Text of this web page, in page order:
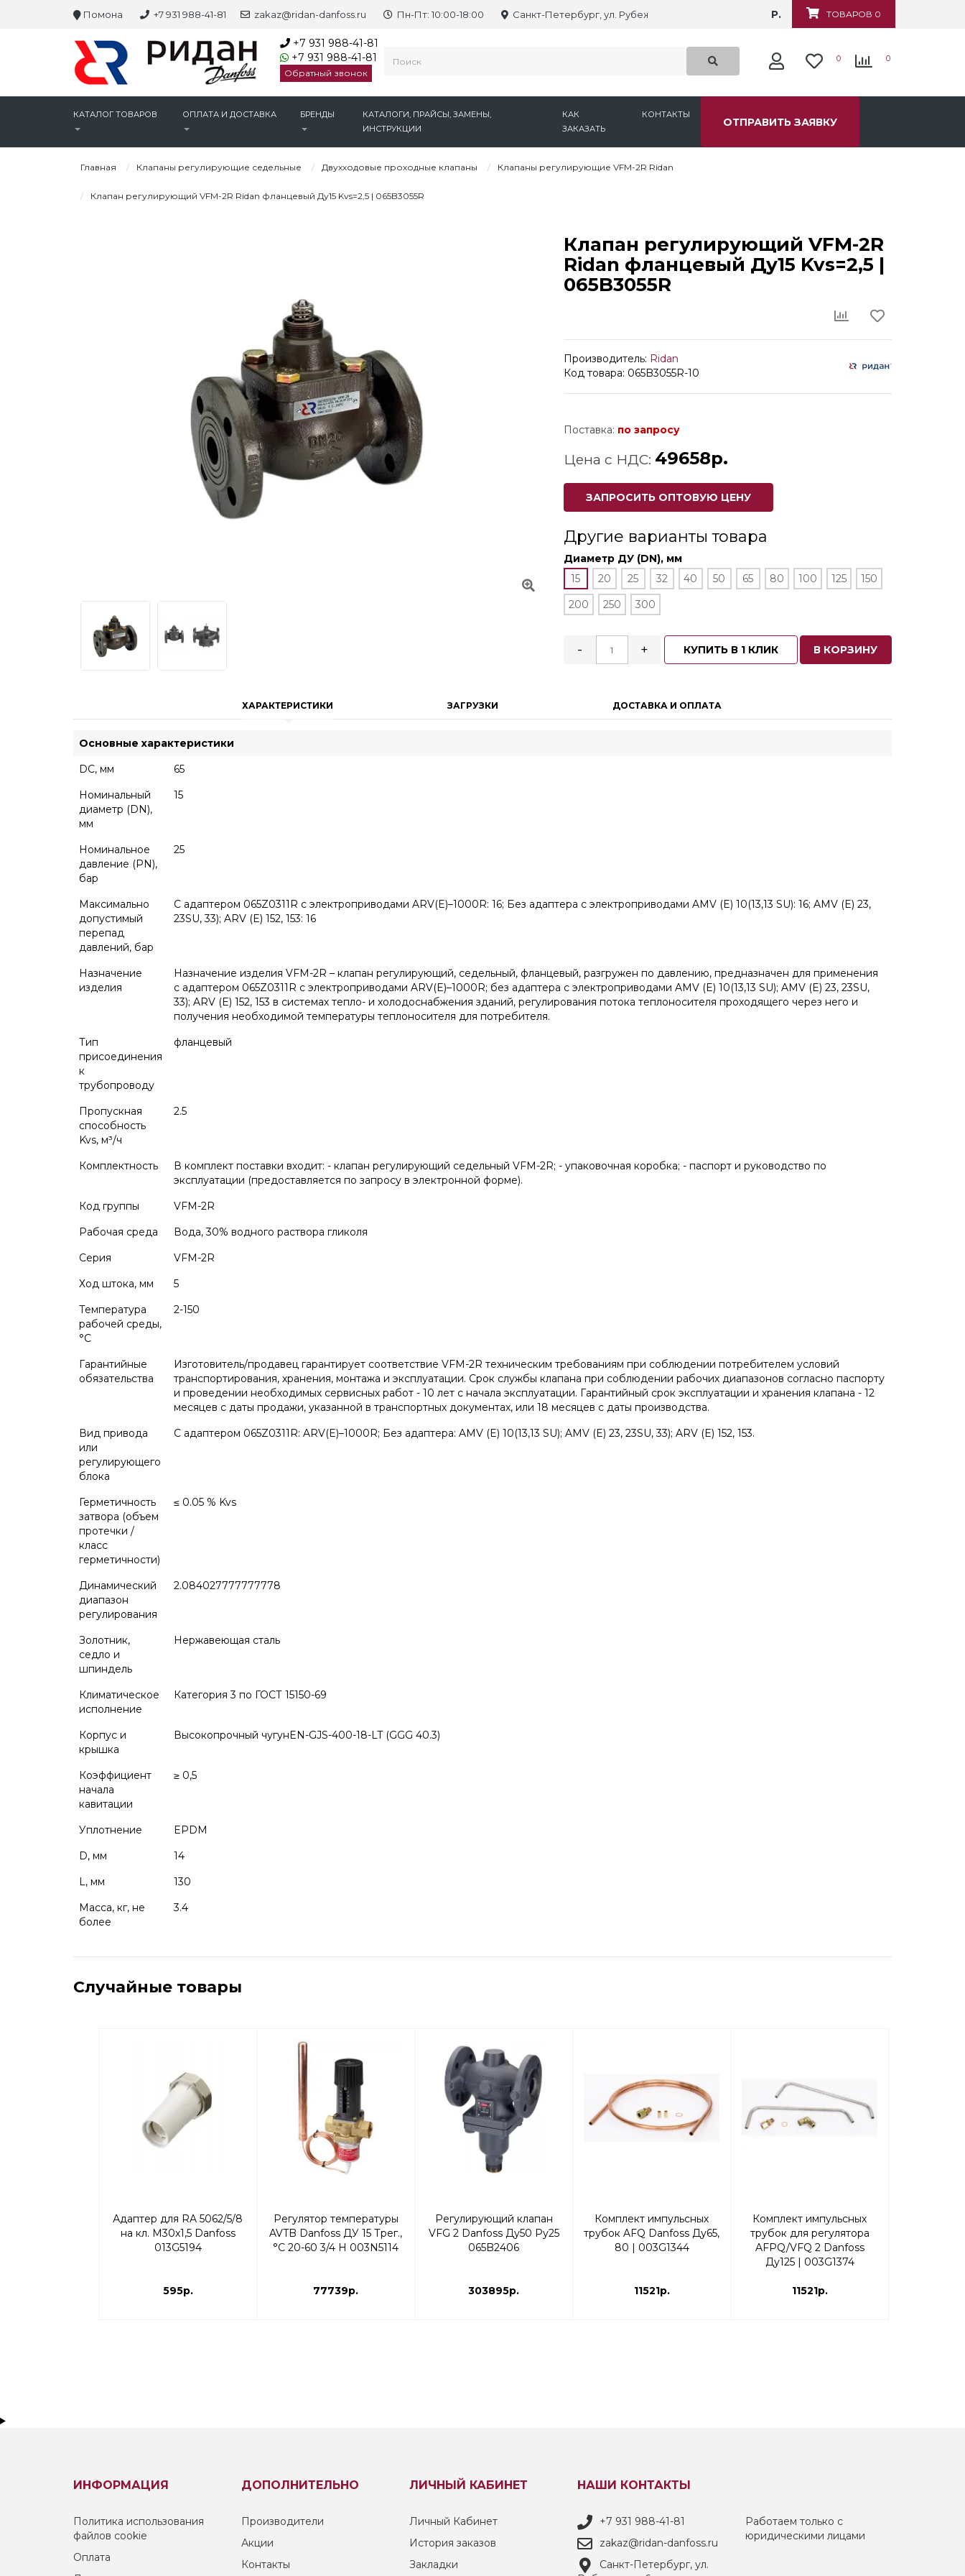
Помона +7 931 988-41-81 zakaz@ridan-danfoss.ru Пн-Пт: 10:00-18:00 Санкт-Петербург, ул. Рубежная, д.6 ТОВАРОВ 0
Р.
+7 931 988-41-81
+7 931 988-41-81
Обратный звонок
0 0
КАТАЛОГ ТОВАРОВ ОПЛАТА И ДОСТАВКА БРЕНДЫ
КАТАЛОГИ, ПРАЙСЫ, ЗАМЕНЫ,
ИНСТРУКЦИИ
КАК
ЗАКАЗАТЬ
КОНТАКТЫ
ОТПРАВИТЬ ЗАЯВКУ
Главная Клапаны регулирующие седельные Двухходовые проходные клапаны Клапаны регулирующие VFM-2R Ridan
Клапан регулирующий VFM-2R Ridan фланцевый Ду15 Kvs=2,5 | 065B3055R
Клапан регулирующий VFM-2R
Ridan фланцевый Ду15 Kvs=2,5 |
065B3055R
Производитель: Ridan
Код товара: 065B3055R-10
Поставка: по запросу
Цена с НДС: 49658р.
ЗАПРОСИТЬ ОПТОВУЮ ЦЕНУ
Другие варианты товара
Диаметр ДУ (DN), мм
15
20 25 32 40 50 65 80 100 125
150
200
250 300
- + КУПИТЬ В 1 КЛИК В КОРЗИНУ
ХАРАКТЕРИСТИКИ ЗАГРУЗКИ ДОСТАВКА И ОПЛАТА
Основные характеристики
DC, мм
65
Номинальный
диаметр (DN),
мм
15
Номинальное
давление (PN),
бар
25
Максимально
допустимый
перепад
давлений, бар
С адаптером 065Z0311R с электроприводами ARV(E)–1000R: 16; Без адаптера с электроприводами AMV (E) 10(13,13 SU): 16; AMV (E) 23,
23SU, 33); ARV (E) 152, 153: 16
Назначение
изделия
Назначение изделия VFM-2R – клапан регулирующий, седельный, фланцевый, разгружен по давлению, предназначен для применения
с адаптером 065Z0311R с электроприводами ARV(E)–1000R; без адаптера с электроприводами AMV (E) 10(13,13 SU); AMV (E) 23, 23SU,
33); ARV (E) 152, 153 в системах тепло- и холодоснабжения зданий, регулирования потока теплоносителя проходящего через него и
получения необходимой температуры теплоносителя для потребителя.
Тип
присоединения
к
трубопроводу
фланцевый
Пропускная
способность
Kvs, м³/ч
2.5
Комплектность
В комплект поставки входит: - клапан регулирующий седельный VFM-2R; - упаковочная коробка; - паспорт и руководство по
эксплуатации (предоставляется по запросу в электронной форме).
Код группы
VFM-2R
Рабочая среда
Вода, 30% водного раствора гликоля
Серия
VFM-2R
Ход штока, мм
5
Температура
рабочей среды,
°С
2-150
Гарантийные
обязательства
Изготовитель/продавец гарантирует соответствие VFM-2R техническим требованиям при соблюдении потребителем условий
транспортирования, хранения, монтажа и эксплуатации. Срок службы клапана при соблюдении рабочих диапазонов согласно паспорту
и проведении необходимых сервисных работ - 10 лет с начала эксплуатации. Гарантийный срок эксплуатации и хранения клапана - 12
месяцев с даты продажи, указанной в транспортных документах, или 18 месяцев с даты производства.
Вид привода
или
регулирующего
блока
С адаптером 065Z0311R: ARV(E)–1000R; Без адаптера: AMV (E) 10(13,13 SU); AMV (E) 23, 23SU, 33); ARV (E) 152, 153.
Герметичность
затвора (объем
протечки /
класс
герметичности)
≤ 0.05 % Kvs
Динамический
диапазон
регулирования
2.084027777777778
Золотник,
седло и
шпиндель
Нержавеющая сталь
Климатическое
исполнение
Категория 3 по ГОСТ 15150-69
Корпус и
крышка
Высокопрочный чугунEN-GJS-400-18-LT (GGG 40.3)
Коэффициент
начала
кавитации
≥ 0,5
Уплотнение
EPDM
D, мм
14
L, мм
130
Масса, кг, не
более
3.4
Случайные товары
Адаптер для RA 5062/5/8
на кл. M30x1,5 Danfoss
013G5194
595р.
Регулятор температуры
AVTB Danfoss ДУ 15 Трег.,
°С 20-60 3/4 Н 003N5114
77739р.
Регулирующий клапан
VFG 2 Danfoss Ду50 Ру25
065B2406
303895р.
Комплект импульсных
трубок AFQ Danfoss Ду65,
80 | 003G1344
11521р.
Комплект импульсных
трубок для регулятора
AFPQ/VFQ 2 Danfoss
Ду125 | 003G1374
11521р.
ИНФОРМАЦИЯ
Политика использования
файлов cookie
Оплата
ДОПОЛНИТЕЛЬНО
Производители
Акции
Контакты
ЛИЧНЫЙ КАБИНЕТ
Личный Кабинет
История заказов
Закладки
НАШИ КОНТАКТЫ
+7 931 988-41-81
zakaz@ridan-danfoss.ru
Санкт-Петербург, ул.
Работаем только с
юридическими лицами